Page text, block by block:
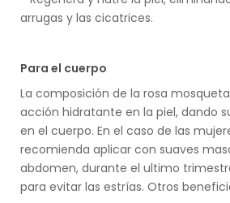
arrugas y las cicatrices.
Para el cuerpo
La composición de la rosa
acción hidratante en la piel, dando
en el cuerpo. En el caso de las
recomienda aplicar con suaves
abdomen, durante el ultimo
para evitar las estrías. Otros